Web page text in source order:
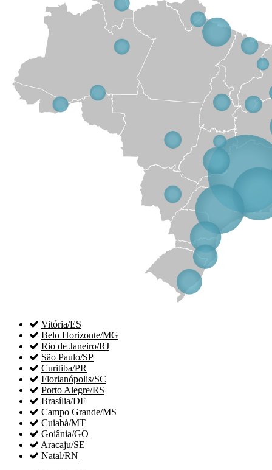
 Vitória/ES
 Belo Horizonte/MG
 Rio de Janeiro/RJ
 São Paulo/SP
 Curitiba/PR
 Florianópolis/SC
 Porto Alegre/RS
 Brasília/DF
 Campo Grande/MS
 Cuiabá/MT
 Goiânia/GO
 Aracaju/SE
 Natal/RN